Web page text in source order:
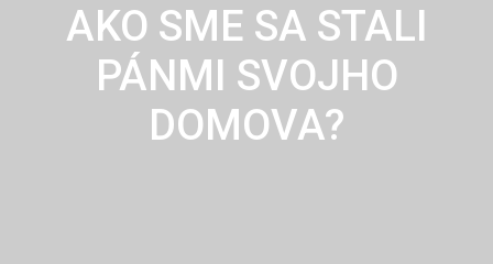
AKO SME SA STALI
PÁNMI SVOJHO
DOMOVA?